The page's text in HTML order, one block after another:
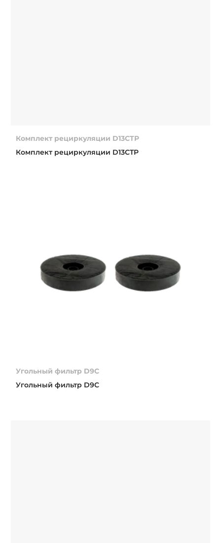
Комплект рециркуляции D13CTP
Комплект рециркуляции D13CTP
Угольный фильтр D9C
Угольный фильтр D9C